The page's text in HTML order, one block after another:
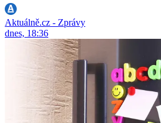
Aktuálně.cz - Zprávy
dnes, 18:36